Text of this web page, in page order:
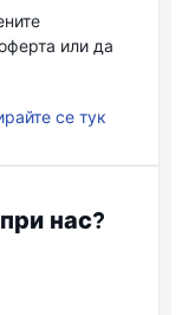
или да
се тук
нас?